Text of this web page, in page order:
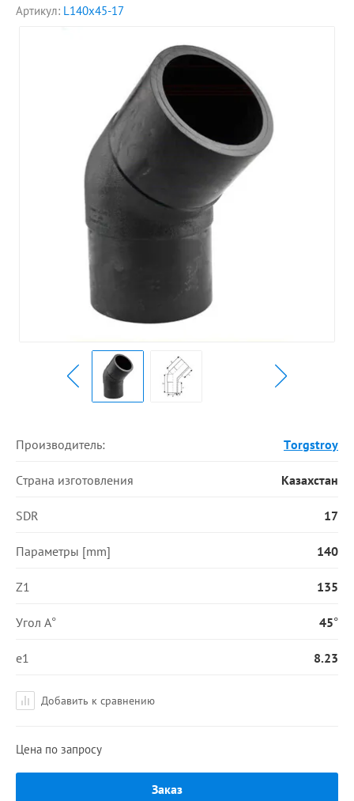
Артикул: L140x45-17
Производитель: Torgstroy
Страна изготовления Казахстан
SDR 17
Параметры [mm] 140
Z1 135
Угол А° 45°
e1 8.23
Добавить к сравнению
Цена по запросу
Заказ